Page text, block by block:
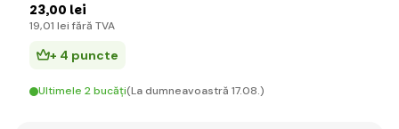
23,00 lei
19,01 lei fără TVA
+ 4 puncte
Ultimele 2 bucăți(La dumneavoastră 17.08.)